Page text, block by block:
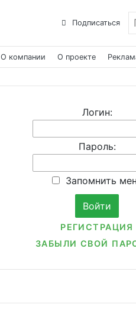
Подписаться
О компании О проекте
Логин:
Пароль:
Запомнить
РЕГИСТРАЦИЯ
ЗАБЫЛИ СВОЙ